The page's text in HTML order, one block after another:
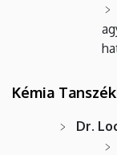
Kémia
Dr.